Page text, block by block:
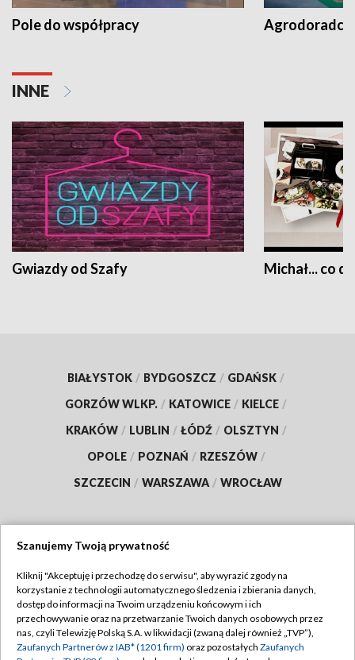
Pole do współpracy Agrodoradcy
INNE
Gwiazdy od Szafy Michał... co
BIAŁYSTOK / BYDGOSZCZ / GDAŃSK /
GORZÓW WLKP. / KATOWICE / KIELCE /
KRAKÓW / LUBLIN / ŁÓDŹ / OLSZTYN /
OPOLE / POZNAŃ / RZESZÓW /
SZCZECIN / WARSZAWA / WROCŁAW
TVP
Abonament TVP
Emisja w TVP
Regulamin TVP
Polityka prywatności
Szanujemy Twoją prywatność
Kliknij "Akceptuję i przechodzę do serwisu", aby wyrazić zgody na
korzystanie z technologii automatycznego śledzenia i zbierania danych,
dostęp do informacji na Twoim urządzeniu końcowym i ich
przechowywanie oraz na przetwarzanie Twoich danych osobowych przez
nas, czyli Telewizję Polską S.A. w likwidacji (zwaną dalej również „TVP”),
Zaufanych Partnerów z IAB* (1201 firm) oraz pozostałych Zaufanych